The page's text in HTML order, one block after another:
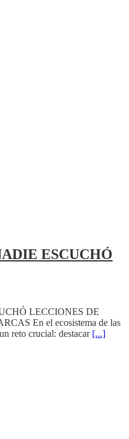
ESCUCHÓ
LECCIONES DE
En el ecosistema de las
reto crucial: destacar [...]